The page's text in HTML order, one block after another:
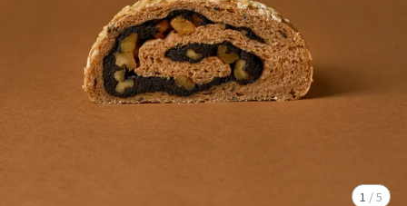
1 /5